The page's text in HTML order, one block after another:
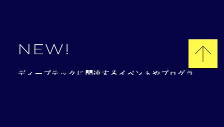
NEW!
ディープテックに関連するイベントやプログラ